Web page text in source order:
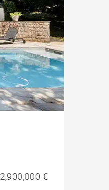
2,900,000 €